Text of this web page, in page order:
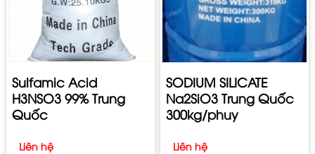
Sulfamic Acid
H3NSO3 99% Trung
Quốc
Liên hệ
SODIUM SILICATE
Na2SiO3 Trung Quốc
300kg/phuy
Liên hệ